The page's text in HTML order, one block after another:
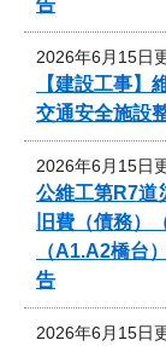
2026年6月15日
【建設工事
交通安全施設
2026年6月15日
公維工第R7
旧費（債務
（A1.A2橋台
告
2026年6月15日